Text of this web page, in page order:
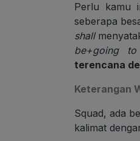
Perlu kamu
seberapa
shall
be+going to
terencana
Keterangan
Squad, ada
kalimat